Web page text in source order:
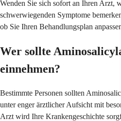
Wenden Sie sich sofort an Ihren Arzt,
schwerwiegenden Symptome
ob Sie Ihren Behandlungsplan
Wer sollte
einnehmen?
Bestimmte Personen sollten
unter enger ärztlicher Aufsicht mit
Arzt wird Ihre Krankengeschichte